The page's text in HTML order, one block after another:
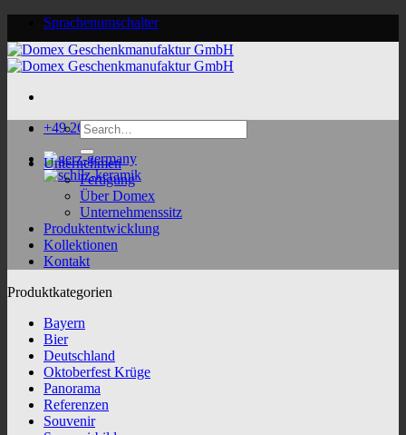
content
Sprachenumschalter
+49 2624 9188 0
Search
for:
Unternehmen
Fertigung
Über Domex
Unternehmenssitz
Produktentwicklung
Kollektionen
Kontakt
Produktkategorien
Bayern
Bier
Deutschland
Oktoberfest Krüge
Panorama
Referenzen
Souvenir